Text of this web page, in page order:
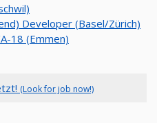
Developer (Basel/Zürich)
18 (Emmen)
(Look for job now!)